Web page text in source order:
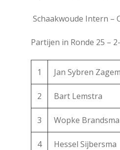
Schaakwoude Intern –
Partijen in Ronde 25 –
1 Jan Sybren
2 Bart Lemstra
3 Wopke Brandsma
4 Hessel Sijbersma